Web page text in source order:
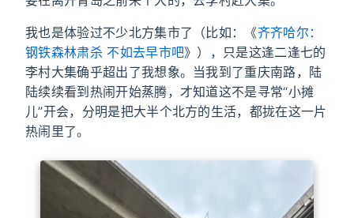
我也是体验过不少北方集市了（比如：《齐齐哈尔：
钢铁森林肃杀 不如去早市吧》），只是这逢二逢七的
李村大集确乎超出了我想象。当我到了重庆南路，陆
陆续续看到热闹开始蒸腾，才知道这不是寻常“小摊
儿”开会，分明是把大半个北方的生活，都拢在这一片
热闹里了。